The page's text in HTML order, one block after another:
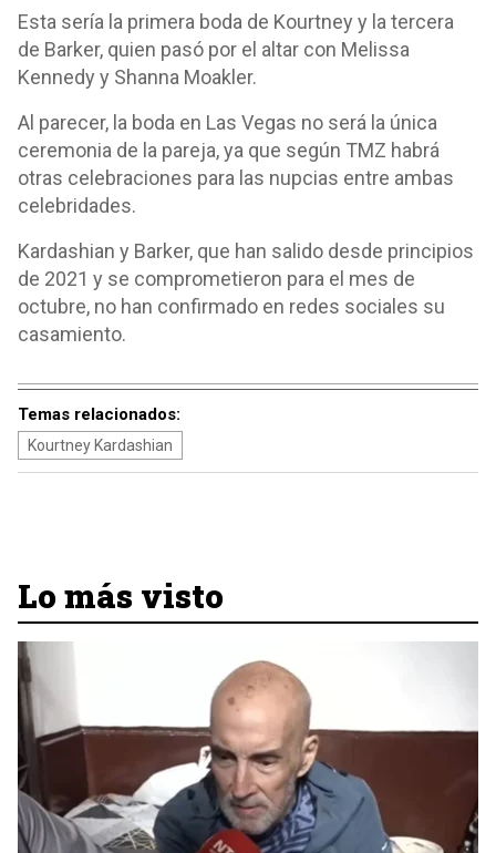
Esta sería la primera boda de Kourtney y la tercera
de Barker, quien pasó por el altar con Melissa
Kennedy y Shanna Moakler.
Al parecer, la boda en Las Vegas no será la única
ceremonia de la pareja, ya que según TMZ habrá
otras celebraciones para las nupcias entre ambas
celebridades.
Kardashian y Barker, que han salido desde principios
de 2021 y se comprometieron para el mes de
octubre, no han confirmado en redes sociales su
casamiento.
Temas relacionados:
Kourtney Kardashian
Lo más visto